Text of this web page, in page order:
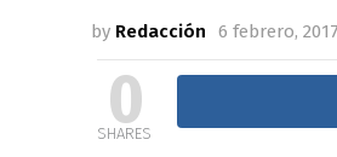
by Redacción 6 febrero,
0
SHARES